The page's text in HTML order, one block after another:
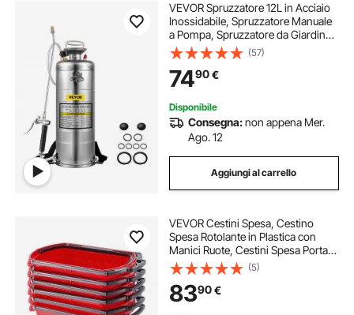
VEVOR Spruzzatore 12L in Acciaio
Inossidabile, Spruzzatore Manuale
a Pompa, Spruzzatore da Giardino
Rinforzato a Pressione da 3,3
Pollici, Spruzzatore per
Giardinaggio Domestico e Pulizia
del Terreno
(57)
7490€
Disponibile
Consegna:non appena Mer.
Ago. 12
Aggiungi al carrello
VEVOR Cestini Spesa, Cestino
Spesa Rotolante in Plastica con
Manici Ruote, Cestini Spesa Portatili
Grandi per Supermercati, Negozi al
Dettaglio, Fare la Spesa, 6 Pezzi,
Carrelli Spesa 39 Litri
(5)
8390€